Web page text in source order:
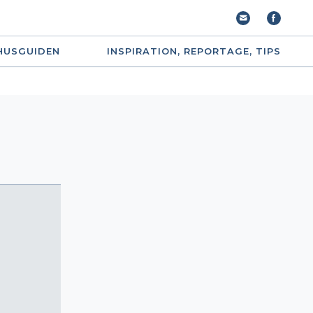
INSPIRATION, REPORTAGE, TIPS